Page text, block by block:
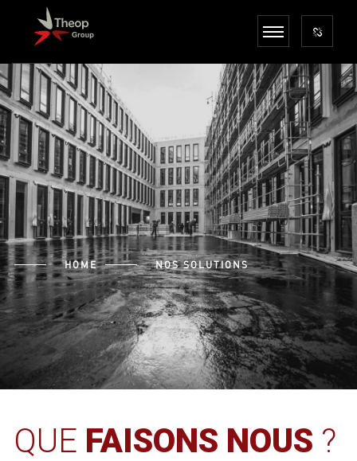
HOME NOS SOLUTIONS
QUE FAISONS NOUS ?